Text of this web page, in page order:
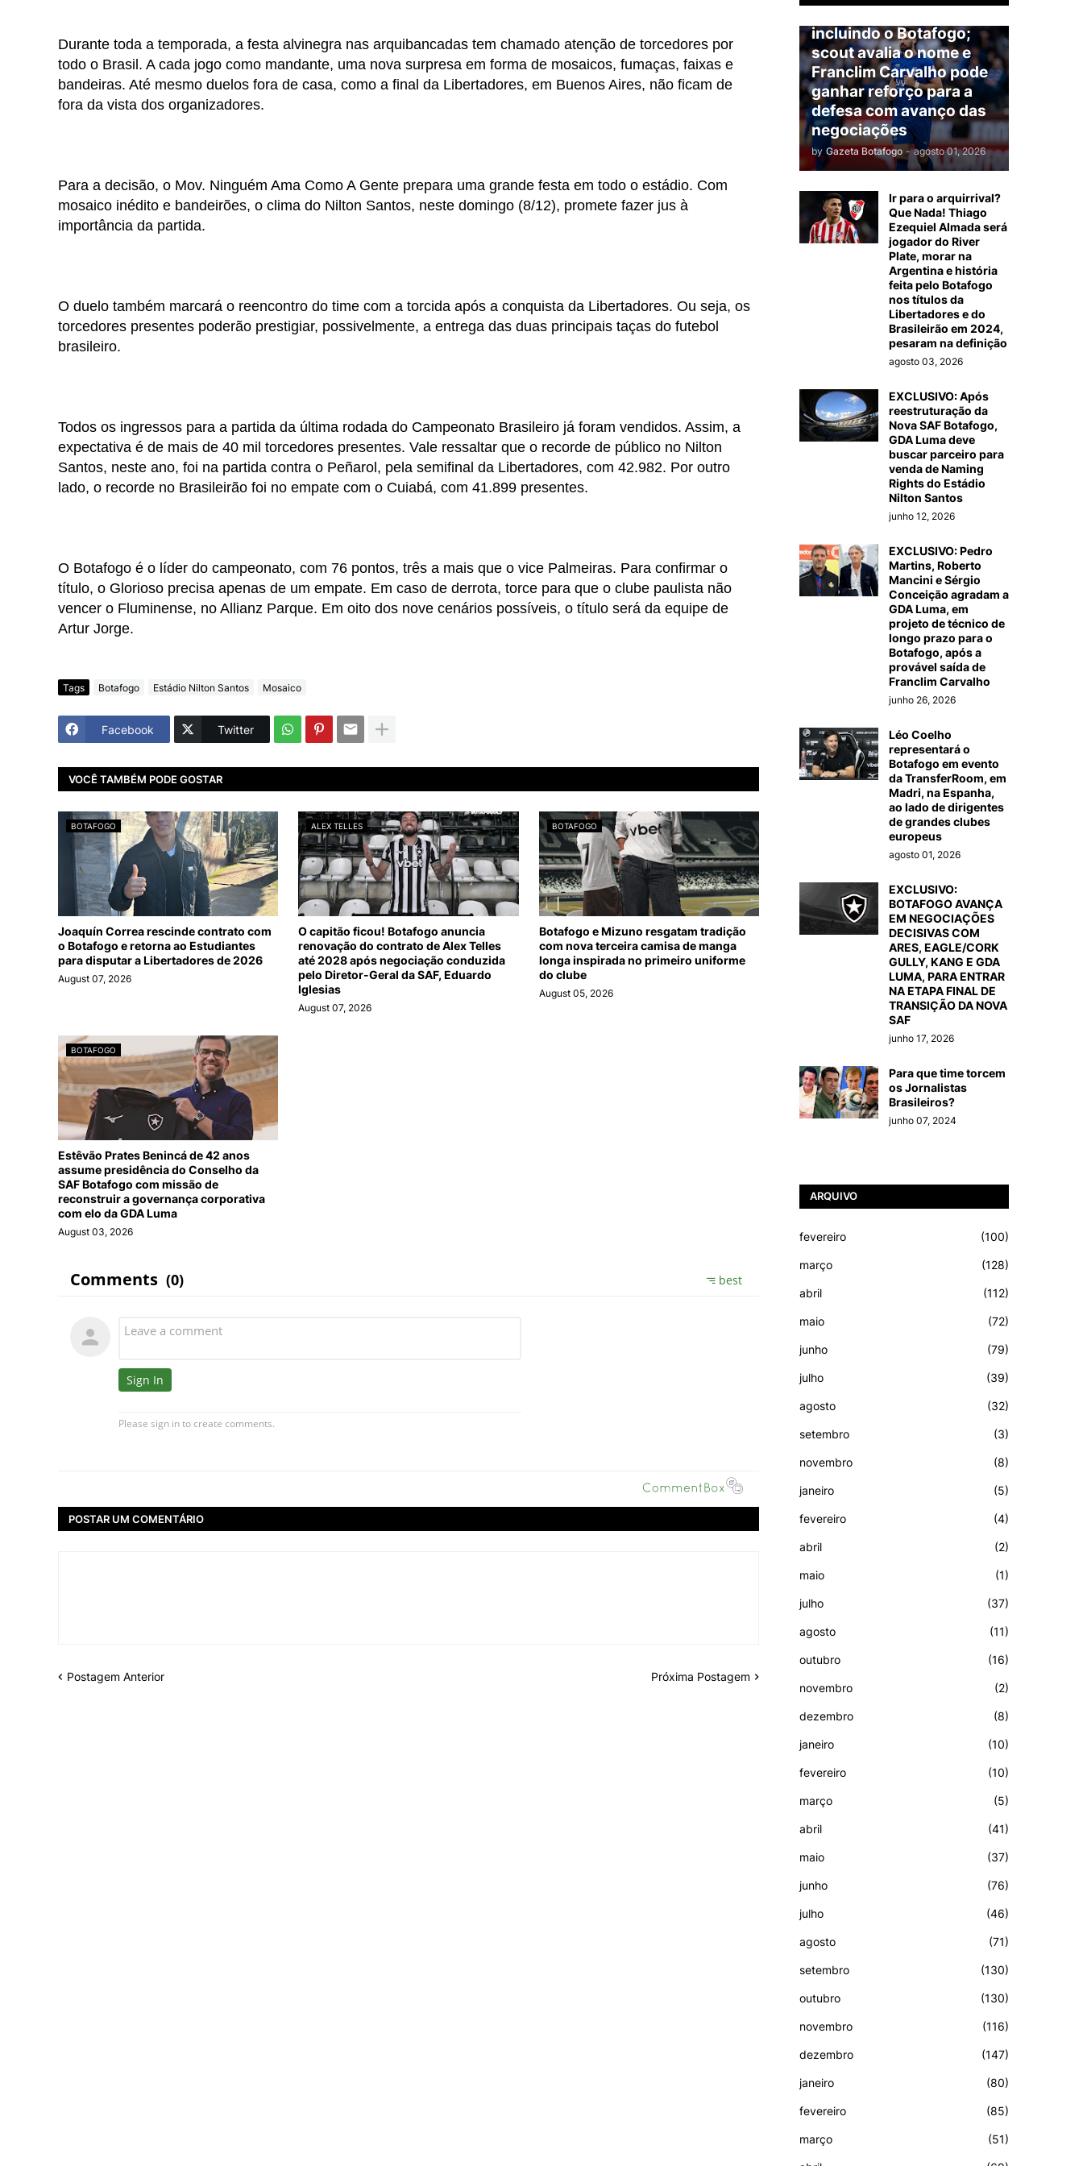
Durante toda a temporada, a festa alvinegra nas arquibancadas tem chamado atenção de torcedores por
todo o Brasil. A cada jogo como mandante, uma nova surpresa em forma de mosaicos, fumaças, faixas e
bandeiras. Até mesmo duelos fora de casa, como a final da Libertadores, em Buenos Aires, não ficam de
fora da vista dos organizadores.
Para a decisão, o Mov. Ninguém Ama Como A Gente prepara uma grande festa em todo o estádio. Com
mosaico inédito e bandeirões, o clima do Nilton Santos, neste domingo (8/12), promete fazer jus à
importância da partida.
O duelo também marcará o reencontro do time com a torcida após a conquista da Libertadores. Ou seja, os
torcedores presentes poderão prestigiar, possivelmente, a entrega das duas principais taças do futebol
brasileiro.
Todos os ingressos para a partida da última rodada do Campeonato Brasileiro já foram vendidos. Assim, a
expectativa é de mais de 40 mil torcedores presentes. Vale ressaltar que o recorde de público no Nilton
Santos, neste ano, foi na partida contra o Peñarol, pela semifinal da Libertadores, com 42.982. Por outro
lado, o recorde no Brasileirão foi no empate com o Cuiabá, com 41.899 presentes.
O Botafogo é o líder do campeonato, com 76 pontos, três a mais que o vice Palmeiras. Para confirmar o
título, o Glorioso precisa apenas de um empate. Em caso de derrota, torce para que o clube paulista não
vencer o Fluminense, no Allianz Parque. Em oito dos nove cenários possíveis, o título será da equipe de
Artur Jorge.
Tags Botafogo Estádio Nilton Santos Mosaico
Facebook Twitter
VOCÊ TAMBÉM PODE GOSTAR
BOTAFOGO
Joaquín Correa rescinde contrato com
o Botafogo e retorna ao Estudiantes
para disputar a Libertadores de 2026
August 07, 2026
ALEX TELLES
O capitão ficou! Botafogo anuncia
renovação do contrato de Alex Telles
até 2028 após negociação conduzida
pelo Diretor-Geral da SAF, Eduardo
Iglesias
August 07, 2026
BOTAFOGO
Botafogo e Mizuno resgatam tradição
com nova terceira camisa de manga
longa inspirada no primeiro uniforme
do clube
August 05, 2026
BOTAFOGO
Estêvão Prates Benincá de 42 anos
assume presidência do Conselho da
SAF Botafogo com missão de
reconstruir a governança corporativa
com elo da GDA Luma
August 03, 2026
POSTAR UM COMENTÁRIO
Postagem Anterior Próxima Postagem
incluindo o Botafogo;
scout avalia o nome e
Franclim Carvalho pode
ganhar reforço para a
defesa com avanço das
negociações
by Gazeta Botafogo - agosto 01, 2026
Ir para o arquirrival?
Que Nada! Thiago
Ezequiel Almada será
jogador do River
Plate, morar na
Argentina e história
feita pelo Botafogo
nos títulos da
Libertadores e do
Brasileirão em 2024,
pesaram na definição
agosto 03, 2026
EXCLUSIVO: Após
reestruturação da
Nova SAF Botafogo,
GDA Luma deve
buscar parceiro para
venda de Naming
Rights do Estádio
Nilton Santos
junho 12, 2026
EXCLUSIVO: Pedro
Martins, Roberto
Mancini e Sérgio
Conceição agradam a
GDA Luma, em
projeto de técnico de
longo prazo para o
Botafogo, após a
provável saída de
Franclim Carvalho
junho 26, 2026
Léo Coelho
representará o
Botafogo em evento
da TransferRoom, em
Madri, na Espanha,
ao lado de dirigentes
de grandes clubes
europeus
agosto 01, 2026
EXCLUSIVO:
BOTAFOGO AVANÇA
EM NEGOCIAÇÕES
DECISIVAS COM
ARES, EAGLE/CORK
GULLY, KANG E GDA
LUMA, PARA ENTRAR
NA ETAPA FINAL DE
TRANSIÇÃO DA NOVA
SAF
junho 17, 2026
Para que time torcem
os Jornalistas
Brasileiros?
junho 07, 2024
ARQUIVO
fevereiro (100)
março (128)
abril (112)
maio (72)
junho (79)
julho (39)
agosto (32)
setembro (3)
novembro (8)
janeiro (5)
fevereiro (4)
abril (2)
maio (1)
julho (37)
agosto (11)
outubro (16)
novembro (2)
dezembro (8)
janeiro (10)
fevereiro (10)
março (5)
abril (41)
maio (37)
junho (76)
julho (46)
agosto (71)
setembro (130)
outubro (130)
novembro (116)
dezembro (147)
janeiro (80)
fevereiro (85)
março (51)